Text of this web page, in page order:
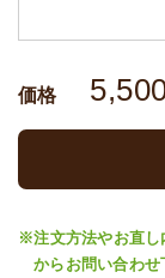
価格
※注文方法やお直し
からお問い合わせ